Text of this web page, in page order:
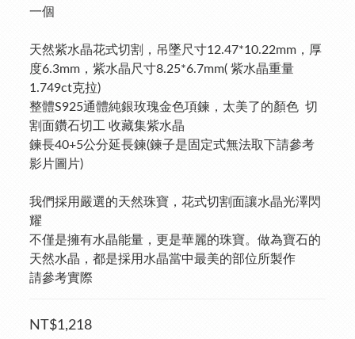
一個
天然紫水晶花式切割，吊墜尺寸12.47*10.22mm，厚
度6.3mm，紫水晶尺寸8.25*6.7mm( 紫水晶重量
1.749ct克拉)
整體S925通體純銀玫瑰金色項鍊，太美了的顏色  切
割面鑽石切工 收藏集紫水晶
鍊長40+5公分延長鍊(鍊子是固定式無法取下請參考
影片圖片)
我們採用嚴選的天然珠寶，花式切割面讓水晶光澤閃
耀
不僅是擁有水晶能量，更是華麗的珠寶。做為寶石的
天然水晶，都是採用水晶當中最美的部位所製作
請參考實際
NT$1,218